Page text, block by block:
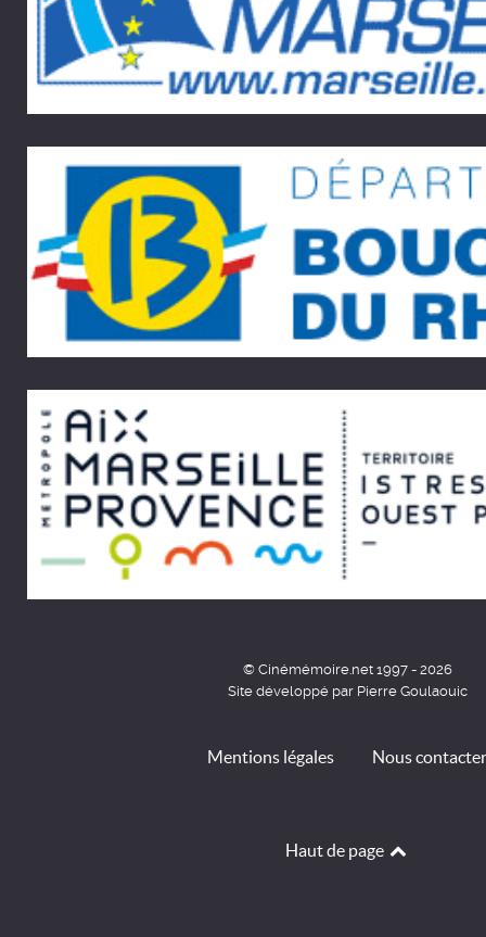
© Cinémémoire.net 1997 - 2026
Site développé par Pierre Goulaouic
Mentions légales Nous contacter
Haut de page